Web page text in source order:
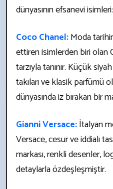
dünyasının efsanevi isimleri:
Coco Chanel:Moda
ettiren isimlerden biri olan
tarzıyla tanınır. Küçük
takıları ve klasik parfümü
dünyasında iz bırakan bir
Gianni Versace:İtalyan
Versace, cesur ve iddialı
markası, renkli desenler,
detaylarla özdeşleşmiştir.